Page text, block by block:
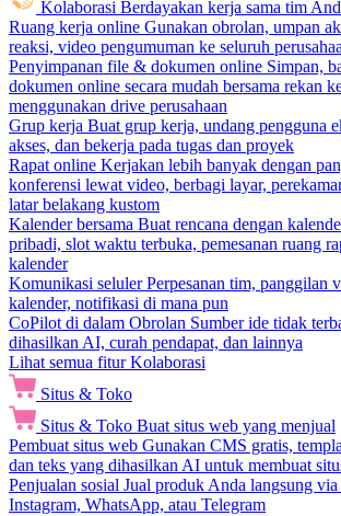
Kolaborasi Berdayakan kerja sama tim
Ruang kerja online Gunakan obrolan, umpan
reaksi, video pengumuman ke seluruh
Penyimpanan file & dokumen online Simpan,
dokumen online secara mudah bersama rekan
menggunakan drive perusahaan
Grup kerja Buat grup kerja, undang pengguna
akses, dan bekerja pada tugas dan proyek
Rapat online Kerjakan lebih banyak dengan
konferensi lewat video, berbagi layar,
latar belakang kustom
Kalender bersama Buat rencana dengan
pribadi, slot waktu terbuka, pemesanan ruang
kalender
Komunikasi seluler Perpesanan tim, panggilan
kalender, notifikasi di mana pun
CoPilot di dalam Obrolan Sumber ide tidak
dihasilkan AI, curah pendapat, dan lainnya
Lihat semua fitur Kolaborasi
Situs & Toko
Situs & Toko Buat situs web yang menjual
Pembuat situs web Gunakan CMS gratis,
dan teks yang dihasilkan AI untuk membuat
Penjualan sosial Jual produk Anda langsung via
Instagram, WhatsApp, atau Telegram